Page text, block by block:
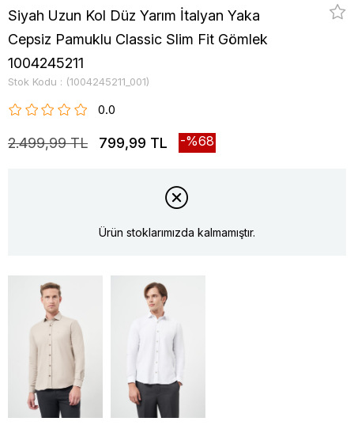
Siyah Uzun Kol Düz Yarım İtalyan Yaka
Cepsiz Pamuklu Classic Slim Fit Gömlek
1004245211
Stok Kodu (1004245211_001)
0.0
2.499,99 TL 799,99 TL 68
Ürün stoklarımızda kalmamıştır.